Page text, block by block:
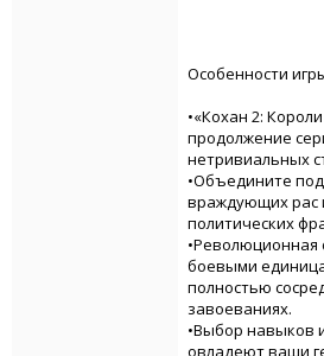
Особенности
•«Кохан 2:
продолжение
нетривиальных
•Объедините
враждующих рас
политических
•Революционная
боевыми
полностью
завоеваниях.
•Выбор навыков
овладеют ваши